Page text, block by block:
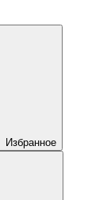
Избранное